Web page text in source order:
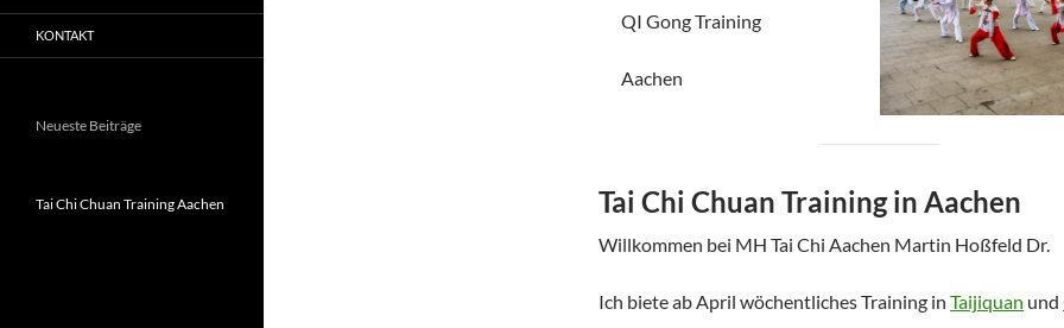
QI Gong Training
Aachen
Tai Chi Chuan Training in Aachen
Willkommen bei MH Tai Chi Aachen Martin Hoßfeld Dr.
Ich biete ab April wöchentliches Training in Taijiquan und
KONTAKT
Neueste Beiträge
Tai Chi Chuan Training Aachen